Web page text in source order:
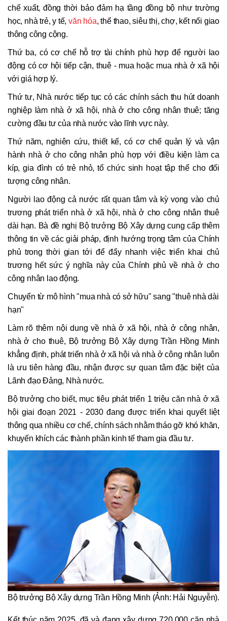
chế xuất, đồng thời bảo đảm hạ tầng đồng bộ như trường
học, nhà trẻ, y tế,văn hóa, thể thao, siêu thị, chợ, kết nối giao
thông công cộng.
Thứ ba, có cơ chế hỗ trợ tài chính phù hợp để người lao
động có cơ hội tiếp cận, thuê - mua hoặc mua nhà ở xã hội
với giá hợp lý.
Thứ tư, Nhà nước tiếp tục có các chính sách thu hút doanh
nghiệp làm nhà ở xã hội, nhà ở cho công nhân thuê; tăng
cường đầu tư của nhà nước vào lĩnh vực này.
Thứ năm, nghiên cứu, thiết kế, có cơ chế quản lý và vận
hành nhà ở cho công nhân phù hợp với điều kiện làm ca
kíp, gia đình có trẻ nhỏ, tổ chức sinh hoạt tập thể cho đối
tượng công nhân.
Người lao động cả nước rất quan tâm và kỳ vọng vào chủ
trương phát triển nhà ở xã hội, nhà ở cho công nhân thuê
dài hạn. Bà đề nghị Bộ trưởng Bộ Xây dựng cung cấp thêm
thông tin về các giải pháp, định hướng trọng tâm của Chính
phủ trong thời gian tới để đẩy nhanh việc triển khai chủ
trương hết sức ý nghĩa này của Chính phủ về nhà ở cho
công nhân lao động.
Chuyển từ mô hình "mua nhà có sở hữu" sang "thuê nhà dài
hạn"
Làm rõ thêm nội dung về nhà ở xã hội, nhà ở công nhân,
nhà ở cho thuê, Bộ trưởng Bộ Xây dựng Trần Hồng Minh
khẳng định, phát triển nhà ở xã hội và nhà ở công nhân luôn
là ưu tiên hàng đầu, nhận được sự quan tâm đặc biệt của
Lãnh đạo Đảng, Nhà nước.
Bộ trưởng cho biết, mục tiêu phát triển 1 triệu căn nhà ở xã
hội giai đoạn 2021 - 2030 đang được triển khai quyết liệt
thông qua nhiều cơ chế, chính sách nhằm tháo gỡ khó khăn,
khuyến khích các thành phần kinh tế tham gia đầu tư.
Bộ trưởng Bộ Xây dựng Trần Hồng Minh (Ảnh: Hải Nguyễn).